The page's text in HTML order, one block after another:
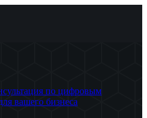
по цифровым
вашего бизнеса